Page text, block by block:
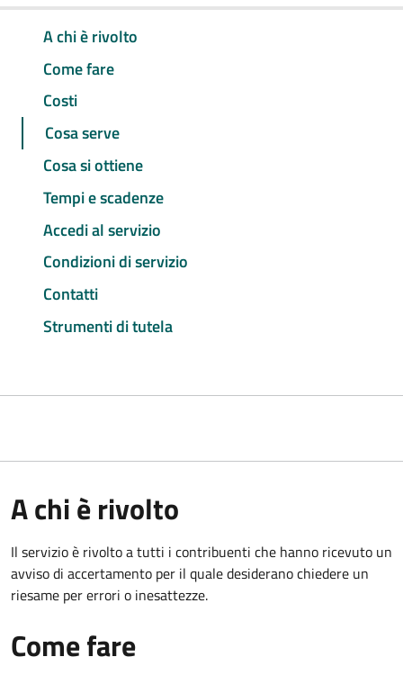
A chi è rivolto
Come fare
Costi
Cosa serve
Cosa si ottiene
Tempi e scadenze
Accedi al servizio
Condizioni di servizio
Contatti
Strumenti di tutela
A chi è rivolto
Il servizio è rivolto a tutti i contribuenti che hanno ricevuto un
avviso di accertamento per il quale desiderano chiedere un
riesame per errori o inesattezze.
Come fare